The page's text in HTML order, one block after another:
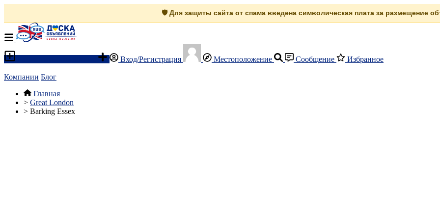
🛡️ Для защиты сайта от спама введена символическая плата за размещение
Вход/Регистрация Местоположение Сообщение Избранное
Компании Блог
Главная
> Great London
> Barking Essex